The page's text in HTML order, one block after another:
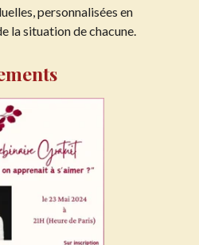
personnalisées en
la situation de chacune.